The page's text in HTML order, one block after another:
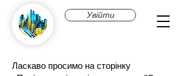
Увійти
Ласкаво просимо на сторінку